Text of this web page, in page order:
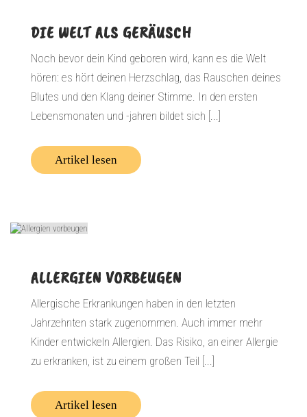
DIE WELT ALS GERÄUSCH
Noch bevor dein Kind geboren wird, kann es die Welt
hören: es hört deinen Herzschlag, das Rauschen deines
Blutes und den Klang deiner Stimme. In den ersten
Lebensmonaten und -jahren bildet sich [...]
Artikel lesen
ALLERGIEN VORBEUGEN
Allergische Erkrankungen haben in den letzten
Jahrzehnten stark zugenommen. Auch immer mehr
Kinder entwickeln Allergien. Das Risiko, an einer Allergie
zu erkranken, ist zu einem großen Teil [...]
Artikel lesen